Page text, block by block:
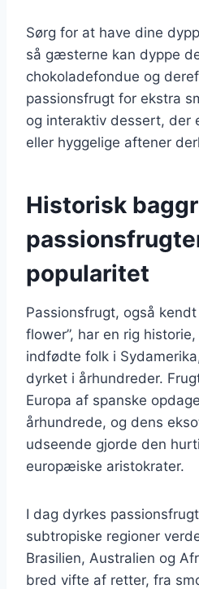
Sørg for at have dine
så gæsterne kan dyppe
chokoladefondue og
passionsfrugt for ekstra
og interaktiv dessert, der
eller hyggelige aftener
Historisk
popularitet
Passionsfrugt, også kendt
flower”, har en rig
indfødte folk i
dyrket i århundreder.
Europa af spanske
århundrede, og dens
udseende gjorde den
europæiske aristokrater.
I dag dyrkes
subtropiske regioner
Brasilien, Australien og
bred vifte af retter, fra